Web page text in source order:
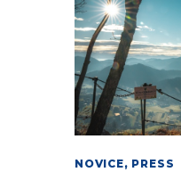
NOVICE, PRESS